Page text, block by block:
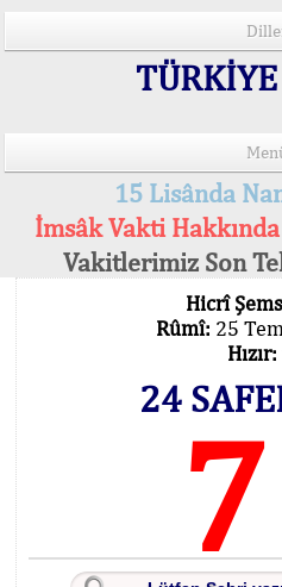
15 Lisânda
İmsâk Vakti
Vakitlerimiz Son
Hicrî
Rûmî: 25
Hızır:
24
7